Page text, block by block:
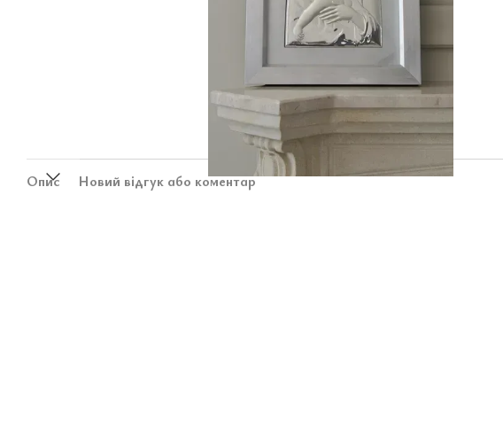
Опис Новий відгук або коментар